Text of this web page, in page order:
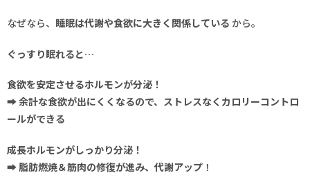
なぜなら、 睡眠は代謝や食欲に大きく関係している から。
ぐっすり眠れると…
食欲を安定させるホルモンが分泌！
➡余計な食欲が出にくくなるので、ストレスなくカロリーコントロ
ールができる
成長ホルモンがしっかり分泌！
➡ 脂肪燃焼＆筋肉の修復が進み、代謝アップ ！